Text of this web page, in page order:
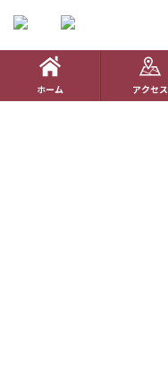
個人情報のお取り扱い
ホーム
ホーム アクセス